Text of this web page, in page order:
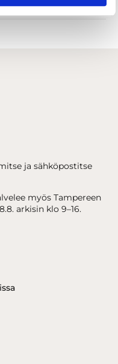
ja sähköpostitse
myös Tampereen
arkisin klo 9–16.